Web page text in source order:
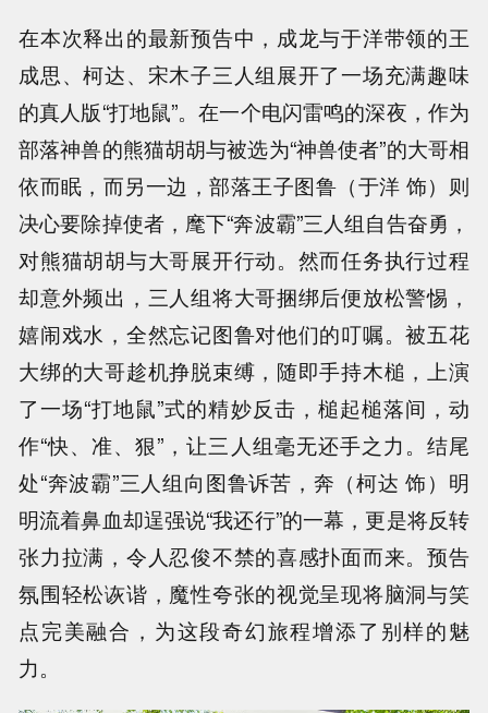
在本次释出的最新预告中，成龙与于洋带领的王
成思、柯达、宋木子三人组展开了一场充满趣味
的真人版“打地鼠”。在一个电闪雷鸣的深夜，作为
部落神兽的熊猫胡胡与被选为“神兽使者”的大哥相
依而眠，而另一边，部落王子图鲁（于洋 饰）则
决心要除掉使者，麾下“奔波霸”三人组自告奋勇，
对熊猫胡胡与大哥展开行动。然而任务执行过程
却意外频出，三人组将大哥捆绑后便放松警惕，
嬉闹戏水，全然忘记图鲁对他们的叮嘱。被五花
大绑的大哥趁机挣脱束缚，随即手持木槌，上演
了一场“打地鼠”式的精妙反击，槌起槌落间，动
作“快、准、狠”，让三人组毫无还手之力。结尾
处“奔波霸”三人组向图鲁诉苦，奔（柯达 饰）明
明流着鼻血却逞强说“我还行”的一幕，更是将反转
张力拉满，令人忍俊不禁的喜感扑面而来。预告
氛围轻松诙谐，魔性夸张的视觉呈现将脑洞与笑
点完美融合，为这段奇幻旅程增添了别样的魅
力。